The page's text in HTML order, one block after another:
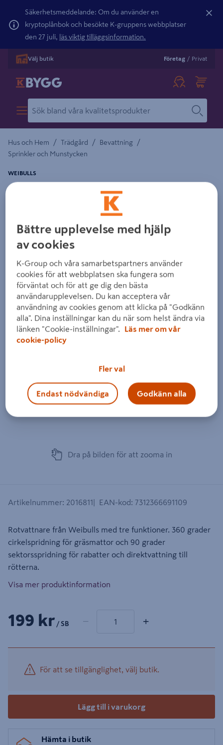
Säkerhetsmeddelande: Om du använder en
kryptoplånbok och besökte K-gruppens webbplatser
den 27 juli, läs viktig tilläggsinformation.
Välj butik Företag / Privat
Hus och Hem / Trädgård / Bevattning /
Sprinkler och Munstycken
ROTVATTNARE/SPRIDARE WEIBULLS
WEIBULLS
Detaljerad beskrivning finns i produktbeskrivningsområdet
Dra på bilden för att zooma in
Artikelnummer: 2016811 EAN-kod: 7312366691109
Rotvattnare från Weibulls med tre funktioner. 360 grader
cirkelspridning för gräsmattor och 90 grader
sektorsspridning för rabatter och direktvattning till
rötterna.
Visa mer produktinformation
199 kr / SB − +
För att se tillgänglighet, välj butik.
Lägg till i varukorg
Hämta i butik
Bättre upplevelse med hjälp
av cookies
K-Group och våra samarbetspartners använder
cookies för att webbplatsen ska fungera som
förväntat och för att ge dig den bästa
användarupplevelsen. Du kan acceptera vår
användning av cookies genom att klicka på "Godkänn
alla". Dina inställningar kan du när som helst ändra via
länken "Cookie-inställningar".
Läs mer om vår
cookie-policy
Fler val
Endast nödvändiga Godkänn alla